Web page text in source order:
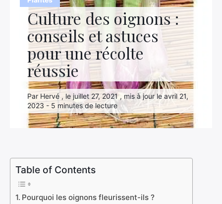
Culture des oignons :
conseils et astuces
pour une récolte
réussie
Par Hervé , le juillet 27, 2021 , mis à jour le avril 21,
2023 - 5 minutes de lecture
Table of Contents
Pourquoi les oignons fleurissent-ils ?
Loisirs